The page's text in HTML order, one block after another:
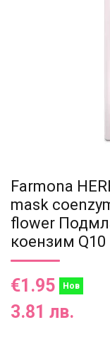
Farmona
mask
flower
коензим
€1.95 Нов
3.81 лв.